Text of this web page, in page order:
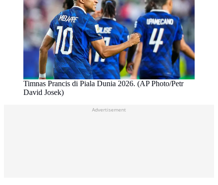
Timnas Prancis di Piala Dunia 2026. (AP Photo/Petr
David Josek)
Advertisement